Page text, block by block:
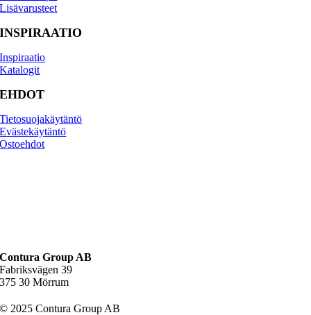
Lisävarusteet
INSPIRAATIO
Inspiraatio
Katalogit
EHDOT
Tietosuojakäytäntö
Evästekäytäntö
Osto­ehdot
Contura Group AB
Fabriksvägen 39
375 30 Mörrum
© 2025 Contura Group AB